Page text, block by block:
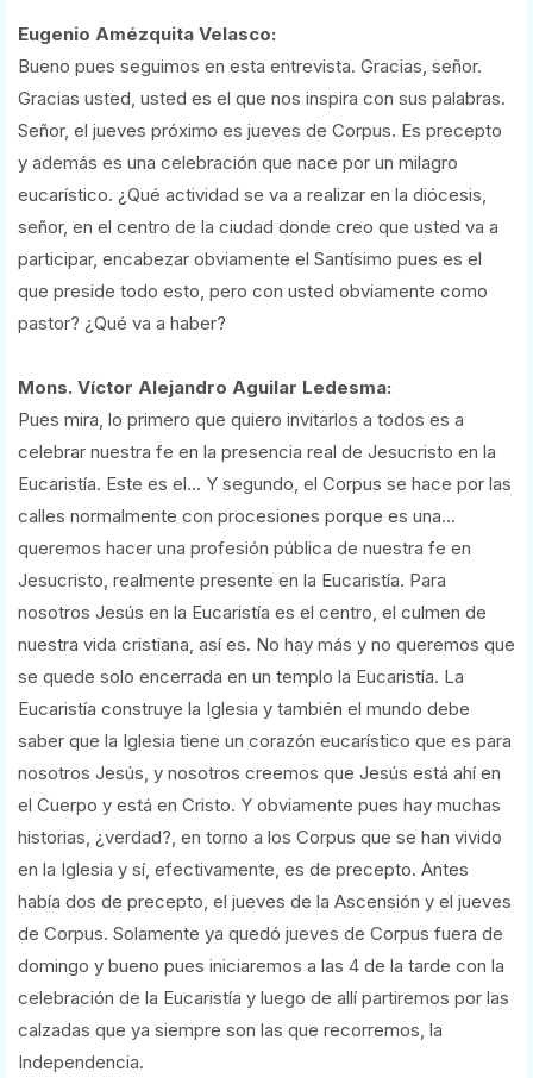
Eugenio Amézquita Velasco:
Bueno pues seguimos en esta entrevista. Gracias, señor.
Gracias usted, usted es el que nos inspira con sus palabras.
Señor, el jueves próximo es jueves de Corpus. Es precepto
y además es una celebración que nace por un milagro
eucarístico. ¿Qué actividad se va a realizar en la diócesis,
señor, en el centro de la ciudad donde creo que usted va a
participar, encabezar obviamente el Santísimo pues es el
que preside todo esto, pero con usted obviamente como
pastor? ¿Qué va a haber?
Mons. Víctor Alejandro Aguilar Ledesma:
Pues mira, lo primero que quiero invitarlos a todos es a
celebrar nuestra fe en la presencia real de Jesucristo en la
Eucaristía. Este es el... Y segundo, el Corpus se hace por las
calles normalmente con procesiones porque es una...
queremos hacer una profesión pública de nuestra fe en
Jesucristo, realmente presente en la Eucaristía. Para
nosotros Jesús en la Eucaristía es el centro, el culmen de
nuestra vida cristiana, así es. No hay más y no queremos que
se quede solo encerrada en un templo la Eucaristía. La
Eucaristía construye la Iglesia y también el mundo debe
saber que la Iglesia tiene un corazón eucarístico que es para
nosotros Jesús, y nosotros creemos que Jesús está ahí en
el Cuerpo y está en Cristo. Y obviamente pues hay muchas
historias, ¿verdad?, en torno a los Corpus que se han vivido
en la Iglesia y sí, efectivamente, es de precepto. Antes
había dos de precepto, el jueves de la Ascensión y el jueves
de Corpus. Solamente ya quedó jueves de Corpus fuera de
domingo y bueno pues iniciaremos a las 4 de la tarde con la
celebración de la Eucaristía y luego de allí partiremos por las
calzadas que ya siempre son las que recorremos, la
Independencia.